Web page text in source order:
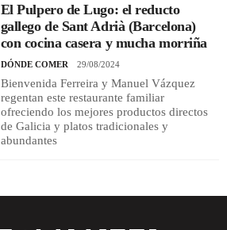
El Pulpero de Lugo: el reducto
gallego de Sant Adrià (Barcelona)
con cocina casera y mucha morriña
DÓNDE COMER 29/08/2024
Bienvenida Ferreira y Manuel Vázquez
regentan este restaurante familiar
ofreciendo los mejores productos directos
de Galicia y platos tradicionales y
abundantes